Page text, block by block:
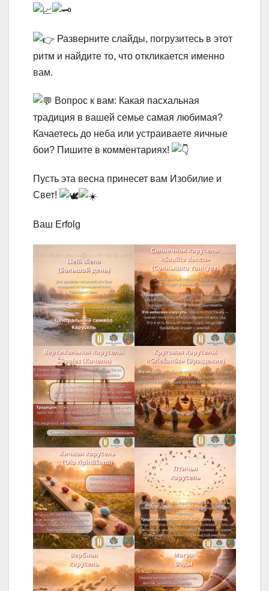
Разверните слайды, погрузитесь в этот
ритм и найдите то, что откликается именно
вам.
Вопрос к вам: Какая пасхальная
традиция в вашей семье самая любимая?
Качаетесь до неба или устраиваете яичные
бои? Пишите в комментариях!
Пусть эта весна принесет вам Изобилие и
Свет!
Ваш Erfolg